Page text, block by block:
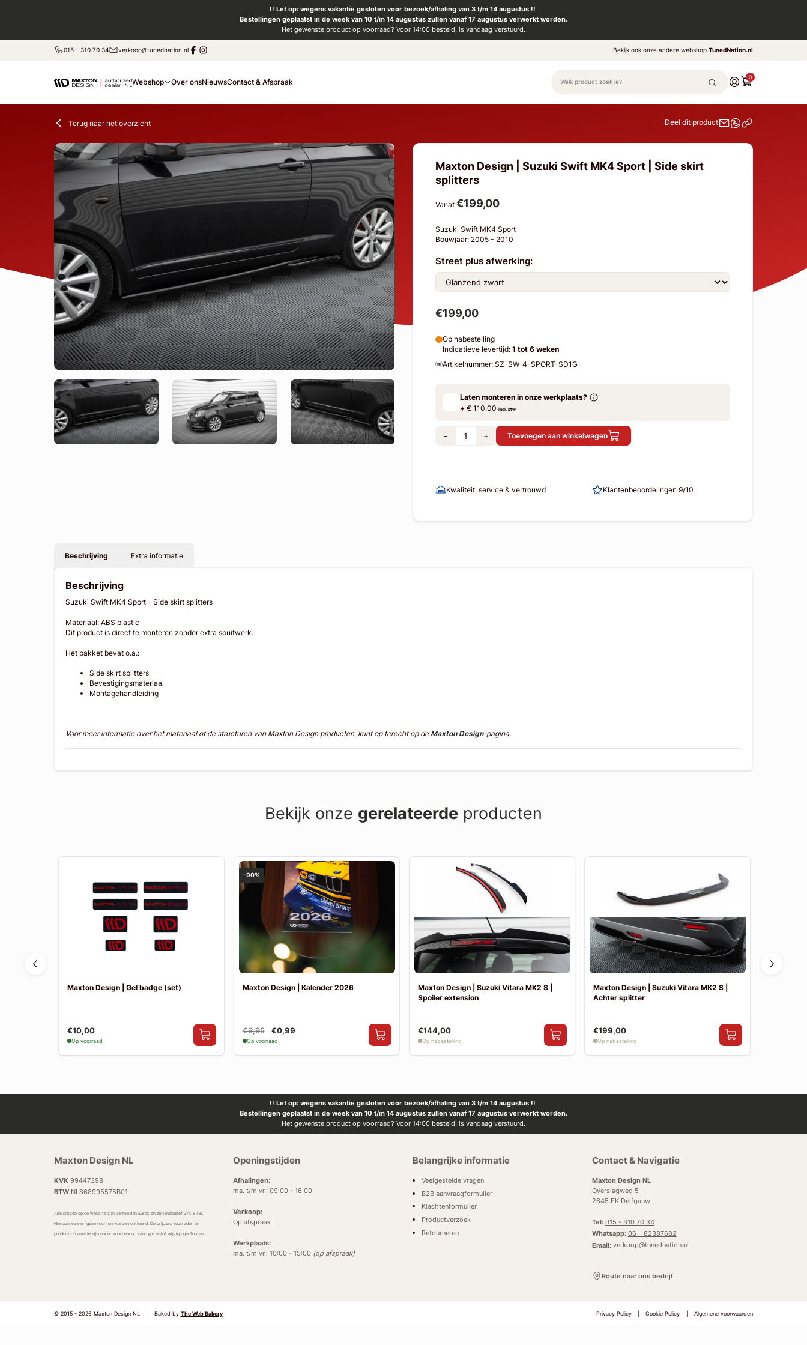
!! Let op: wegens vakantie gesloten voor bezoek/afhaling van 3 t/m 14 augustus !!
Bestellingen geplaatst in de week van 10 t/m 14 augustus zullen vanaf 17 augustus verwerkt worden.
Het gewenste product op voorraad? Voor 14:00 besteld, is vandaag verstuurd.
015 - 310 70 34 verkoop@tunednation.nl Bekijk ook onze andere webshopTunedNation.nl
Webshop Over onsNieuwsContact & Afspraak
0
Terug naar het overzicht Deel dit product
Maxton Design | Suzuki Swift MK4 Sport | Side skirt
splitters
Vanaf €199,00
Suzuki Swift MK4 Sport
Bouwjaar: 2005 - 2010
Street plus afwerking:
€199,00
Op nabestelling
Indicatieve levertijd: 1 tot 6 weken
Artikelnummer: SZ-SW-4-SPORT-SD1G
Laten monteren in onze werkplaats?
+€ 110.00 incl. btw
- + Toevoegen aan winkelwagen
Kwaliteit, service & vertrouwd Klantenbeoordelingen 9/10
Beschrijving Extra informatie
Beschrijving
Suzuki Swift MK4 Sport - Side skirt splitters
Materiaal: ABS plastic
Dit product is direct te monteren zonder extra spuitwerk.
Het pakket bevat o.a.:
Side skirt splitters
Bevestigingsmateriaal
Montagehandleiding
Voor meer informatie over het materiaal of de structuren van Maxton Design producten, kunt op terecht op deMaxton Design-pagina.
Bekijk onze gerelateerde producten
Maxton Design | Gel badge (set)
€10,00
Op voorraad
-90%
Maxton Design | Kalender 2026
€9,95 €0,99
Op voorraad
Maxton Design | Suzuki Vitara MK2 S |
Spoiler extension
€144,00
Op nabestelling
Maxton Design | Suzuki Vitara MK2 S |
Achter splitter
€199,00
Op nabestelling
!! Let op: wegens vakantie gesloten voor bezoek/afhaling van 3 t/m 14 augustus !!
Bestellingen geplaatst in de week van 10 t/m 14 augustus zullen vanaf 17 augustus verwerkt worden.
Het gewenste product op voorraad? Voor 14:00 besteld, is vandaag verstuurd.
Maxton Design NL
KVK 99447398
BTWNL868995575B01
Alle prijzen op de website zijn vermeld in Euro’s en zijn inclusief 21% BTW.
Hieraan kunnen geen rechten worden ontleend. De prijzen, voorraden en
productinformatie zijn onder voorbehoud van typ- en/of wijzigingenfouten.
Openingstijden
Afhalingen:
ma. t/m vr.: 09:00 - 16:00
Verkoop:
Op afspraak
Werkplaats:
ma. t/m vr.: 10:00 - 15:00 (op afspraak)
Belangrijke informatie
Veelgestelde vragen
B2B aanvraagformulier
Klachtenformulier
Productverzoek
Retourneren
Contact & Navigatie
Maxton Design NL
Overslagweg 5
2645 EK Delfgauw
Tel: 015 - 310 70 34
Whatsapp: 06 – 82387682
Email: verkoop@tunednation.nl
Route naar ons bedrijf
© 2015 - 2026 Maxton Design NL Baked by The Web Bakery Privacy Policy Cookie Policy Algemene voorwaarden